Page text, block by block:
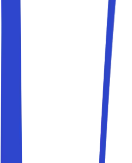
Parquea aquí
Next slide
Parkito
¿Buscar
ciudad que no
pesadilla
Riesgo de dar vueltas en vano